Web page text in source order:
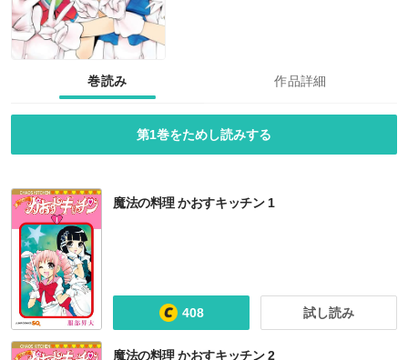
巻読み 作品詳細
第1巻をためし読みする
魔法の料理 かおすキッチン 1
408 試し読み
魔法の料理 かおすキッチン 2